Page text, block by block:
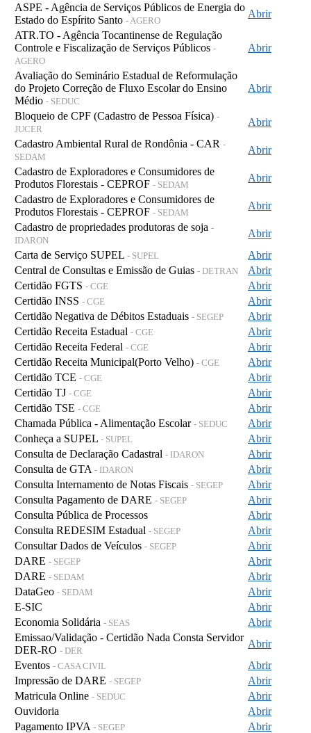
ASPE - Agência de Serviços Públicos de Energia do
Estado do Espírito Santo - AGERO
Abrir
ATR.TO - Agência Tocantinense de Regulação
Controle e Fiscalização de Serviços Públicos -
AGERO
Abrir
Avaliação do Seminário Estadual de Reformulação
do Projeto Correção de Fluxo Escolar do Ensino
Médio - SEDUC
Abrir
Bloqueio de CPF (Cadastro de Pessoa Física) -
JUCER
Abrir
Cadastro Ambiental Rural de Rondônia - CAR -
SEDAM
Abrir
Cadastro de Exploradores e Consumidores de
Produtos Florestais - CEPROF - SEDAM
Abrir
Cadastro de Exploradores e Consumidores de
Produtos Florestais - CEPROF - SEDAM
Abrir
Cadastro de propriedades produtoras de soja -
IDARON
Abrir
Carta de Serviço SUPEL - SUPEL
Abrir
Central de Consultas e Emissão de Guias - DETRAN
Abrir
Certidão FGTS - CGE
Abrir
Certidão INSS - CGE
Abrir
Certidão Negativa de Débitos Estaduais - SEGEP
Abrir
Certidão Receita Estadual - CGE
Abrir
Certidão Receita Federal - CGE
Abrir
Certidão Receita Municipal(Porto Velho) - CGE
Abrir
Certidão TCE - CGE
Abrir
Certidão TJ - CGE
Abrir
Certidão TSE - CGE
Abrir
Chamada Pública - Alimentação Escolar - SEDUC
Abrir
Conheça a SUPEL - SUPEL
Abrir
Consulta de Declaração Cadastral - IDARON
Abrir
Consulta de GTA - IDARON
Abrir
Consulta Internamento de Notas Fiscais - SEGEP
Abrir
Consulta Pagamento de DARE - SEGEP
Abrir
Consulta Pública de Processos
Abrir
Consulta REDESIM Estadual - SEGEP
Abrir
Consultar Dados de Veículos - SEGEP
Abrir
DARE - SEGEP
Abrir
DARE - SEDAM
Abrir
DataGeo - SEDAM
Abrir
E-SIC
Abrir
Economia Solidária - SEAS
Abrir
Emissao/Validação - Certidão Nada Consta Servidor
DER-RO - DER
Abrir
Eventos - CASA CIVIL
Abrir
Impressão de DARE - SEGEP
Abrir
Matricula Online - SEDUC
Abrir
Ouvidoria
Abrir
Pagamento IPVA - SEGEP
Abrir